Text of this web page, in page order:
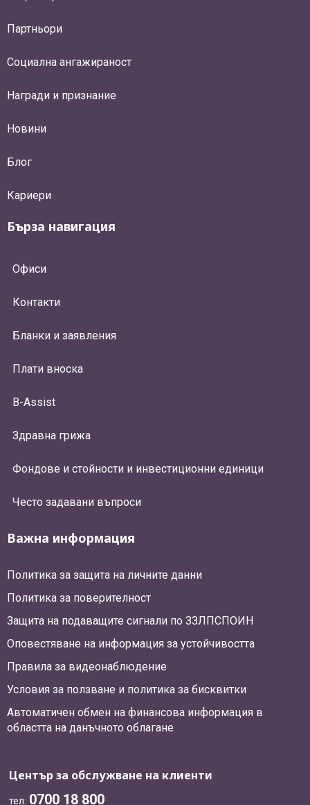
Партньори
Социална ангажираност
Награди и признание
Новини
Блог
Кариери
Бърза навигация
Офиси
Контакти
Бланки и заявления
Плати вноска
B-Assist
Здравна грижа
Фондове и стойности и инвестиционни единици
Често задавани въпроси
Важна информация
Политика за защита на личните данни
Политика за поверителност
Защита на подаващите сигнали по ЗЗЛПСПОИН
Оповестяване на информация за устойчивостта
Правила за видеонаблюдение
Условия за ползване и политика за бисквитки
Автоматичен обмен на финансова информация в
областта на данъчното облагане
Център за обслужване на клиенти
тел: 0700 18 800